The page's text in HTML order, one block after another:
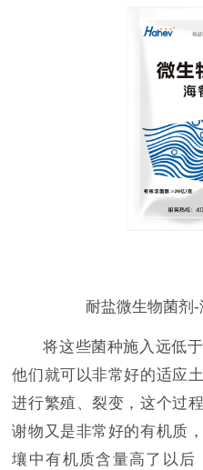
耐盐微生物菌剂
将这些菌种施入远低
他们就可以非常好的适应
进行繁殖、裂变，这个过
谢物又是非常好的有机质
壤中有机质含量高了以后